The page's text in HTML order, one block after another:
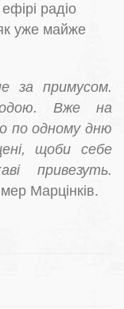
радіо
уже майже
за примусом.
Вже на
по одному дню
щоби себе
привезуть.
Марцінків.